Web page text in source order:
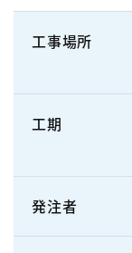
工事場所
工期
発注者